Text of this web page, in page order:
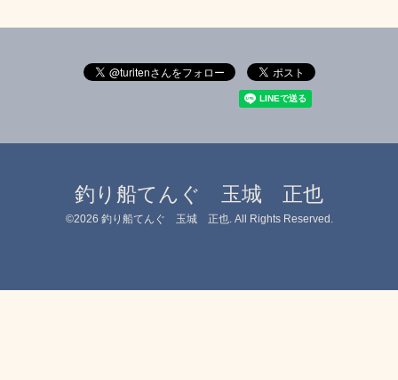
釣り船てんぐ 玉城 正也
©2026 釣り船てんぐ 玉城 正也. All Rights Reserved.